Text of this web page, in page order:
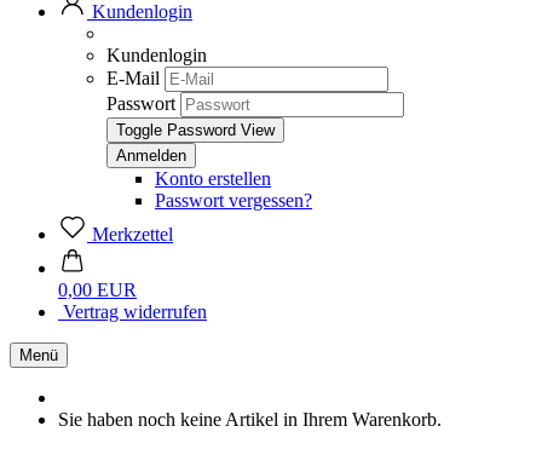
Kundenlogin
Kundenlogin
E-Mail
Passwort
Toggle Password View
Konto erstellen
Passwort vergessen?
Merkzettel
0,00 EUR
Vertrag widerrufen
Menü
Sie haben noch keine Artikel in Ihrem Warenkorb.